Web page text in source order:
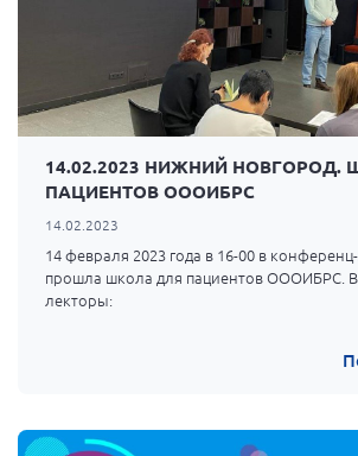
Самарская область СОРС
Самарская область ПРИЗМА
Самарская область СГОРС
Свердловская область
Смоленская область
Ставропольский край
Сахалинская область
Томская область
Ярославская область
14.02.2023 НИЖНИЙ НОВГОРОД.
ПАЦИЕНТОВ ОООИБРС
14.02.2023
14 февраля 2023 года в 16-00 в
прошла школа для пациентов ОООИБРС.
лекторы: